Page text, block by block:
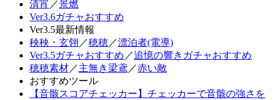
清宵 ／景燃
Ver3.6ガチャおすすめ
Ver3.5最新情報
秧秧・玄翎 ／穂穂／漂泊者(電導)
Ver3.5ガチャおすすめ ／追憶の響きガチャおすすめ
穂穂素材／主無き梁鳶 ／赤い敵
おすすめツール
【音骸スコアチェッカー】チェッカーで音骸の強さを